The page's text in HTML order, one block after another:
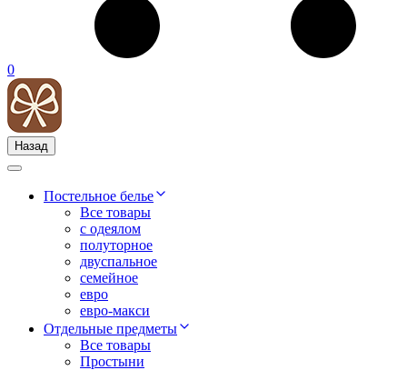
0
Назад
Постельное белье
Все товары
с одеялом
полуторное
двуспальное
семейное
евро
евро-макси
Отдельные предметы
Все товары
Простыни